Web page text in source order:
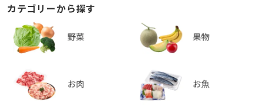
カテゴリーから探す